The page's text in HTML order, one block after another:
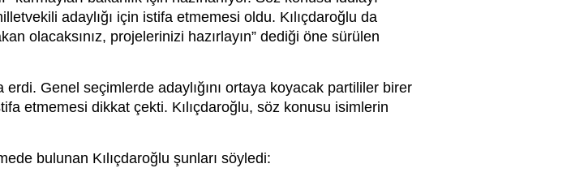
adaylığı için istifa etmemesi oldu. Kılıçdaroğlu da
olacaksınız, projelerinizi hazırlayın” dediği öne sürülen
Genel seçimlerde adaylığını ortaya koyacak partililer birer
etmemesi dikkat çekti. Kılıçdaroğlu, söz konusu isimlerin
bulunan Kılıçdaroğlu şunları söyledi: